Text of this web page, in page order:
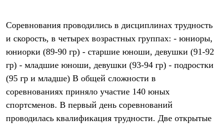
Куртки
Брюки
Штормовая одежда
Куртки
Брюки
Софтшелл одежда
Куртки
Брюки
Флисовая одежда
Куртки
Брюки
Соревнования проводились в дисциплинах трудность
и скорость, в четырех возрастных группах: - юниоры,
юниорки (89-90 гр) - старшие юноши, девушки (91-92
гр) - младшие юноши, девушки (93-94 гр) - подростки
(95 гр и младше) В общей сложности в
соревнованиях приняло участие 140 юных
спортсменов. В первый день соревнований
проводилась квалификация трудности. Две открытые